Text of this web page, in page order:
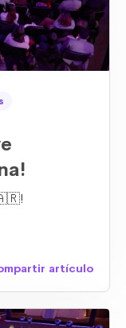
🇦🇷!
artículo